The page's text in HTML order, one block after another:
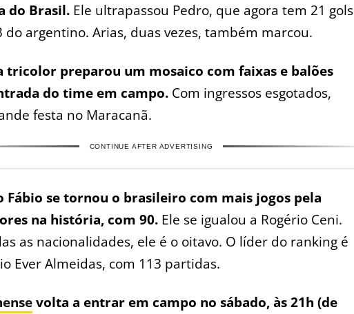
do Brasil. Ele ultrapassou Pedro, que agora tem 21 gols
do argentino. Arias, duas vezes, também marcou.
tricolor preparou um mosaico com faixas e balões
do time em campo. Com ingressos esgotados,
festa no Maracanã.
CONTINUE AFTER ADVERTISING
Fábio se tornou o brasileiro com mais jogos pela
na história, com 90. Ele se igualou a Rogério Ceni.
as nacionalidades, ele é o oitavo. O líder do ranking é
Ever Almeidas, com 113 partidas.
volta a entrar em campo no sábado, às 21h (de